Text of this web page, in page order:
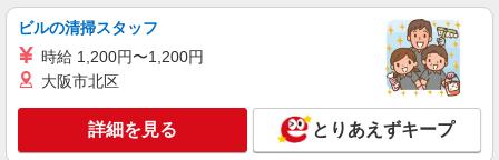
時給1400円〜1450円 ご経験・スキルにより考
慮致します スマホで簡単に前払いで給与が受け取
れます（※上限、条件あり）
北海道札幌市北区 JR線「札幌駅」直結、南北
詳細を見る
ビルの清掃スタッフ
時給 1,200円〜1,200円
大阪市北区
詳細を見る とりあえずキープ